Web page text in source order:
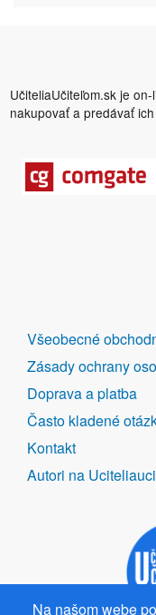
UčiteliaUčiteľom.sk je
nakupovať a predávať
Na našom webe
DALŠÍ
ODKAZY
Všeobecné
Zásady ochrany
Doprava a platba
Často kladené
Kontakt
Autori na